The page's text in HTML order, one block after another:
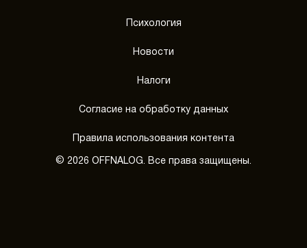
Психология
Новости
Налоги
Согласие на обработку данных
Правила использования контента
© 2026 OFFNALOG. Все права защищены.